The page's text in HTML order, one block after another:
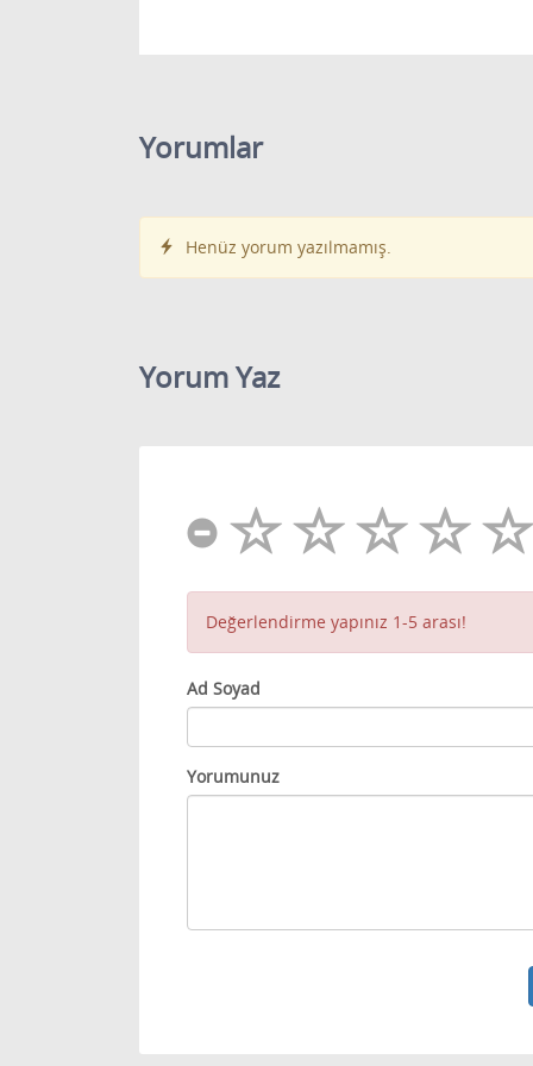
Yorumlar
Henüz yorum yazılmamış.
Yorum Yaz
Değerlendirme yapınız 1-5 arası!
Ad Soyad
Yorumunuz